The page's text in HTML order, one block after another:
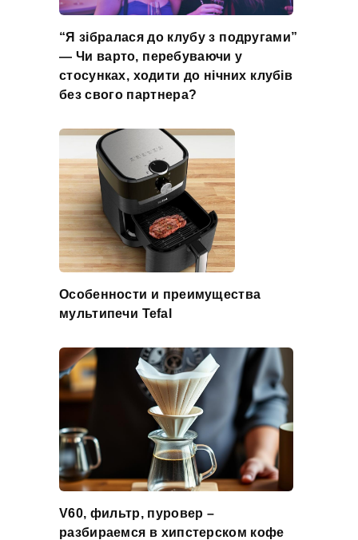
“Я зібралася до клубу з подругами”
— Чи варто, перебуваючи у
стосунках, ходити до нічних клубів
без свого партнера?
Особенности и преимущества
мультипечи Tefal
V60, фильтр, пуровер –
разбираемся в хипстерском кофе